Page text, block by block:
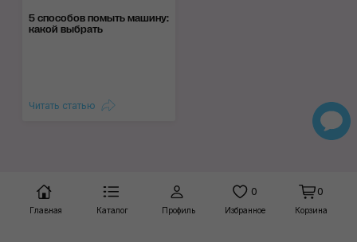
5 способов помыть машину:
какой выбрать
Читать статью
Главная Каталог Профиль
0
Избранное
0
Корзина